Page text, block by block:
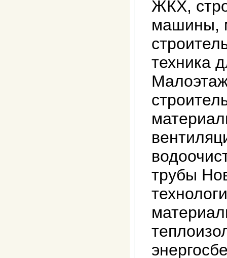
ЖКХ,
машины,
техника
трубы